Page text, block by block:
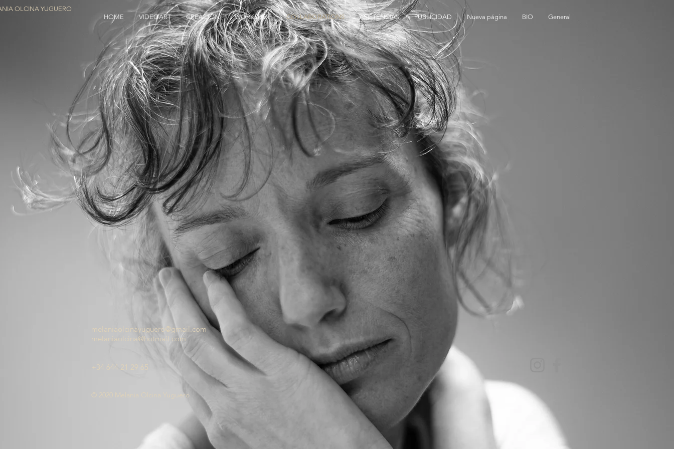
OLCINA YUGUERO
HOME
VIDEOART CREACIÓN WORKSHOP COLLABORATIONS ASISTENCIAS PUBLICIDAD Nueva página BIO General
melaniaolcinayuguero@gmail.com
melaniaolcina@hotmail.com
+34 644 21 29 65
© 2020 Melania Olcina Yuguero